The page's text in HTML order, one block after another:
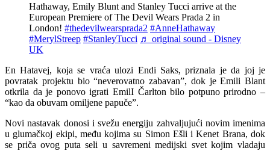
Hathaway, Emily Blunt and Stanley Tucci arrive at the
European Premiere of The Devil Wears Prada 2 in
London! #thedevilwearsprada2 #AnneHathaway
#MerylStreep #StanleyTucci ♬ original sound - Disney
UK
En Hatavej, koja se vraća ulozi Endi Saks, priznala je da joj je
povratak projektu bio “neverovatno zabavan”, dok je Emili Blant
otkrila da je ponovo igrati EmilI Čarlton bilo potpuno prirodno –
“kao da obuvam omiljene papuče”.
Novi nastavak donosi i svežu energiju zahvaljujući novim imenima
u glumačkoj ekipi, među kojima su Simon Ešli i Kenet Brana, dok
se priča ovog puta seli u savremeni medijski svet kojim vladaju